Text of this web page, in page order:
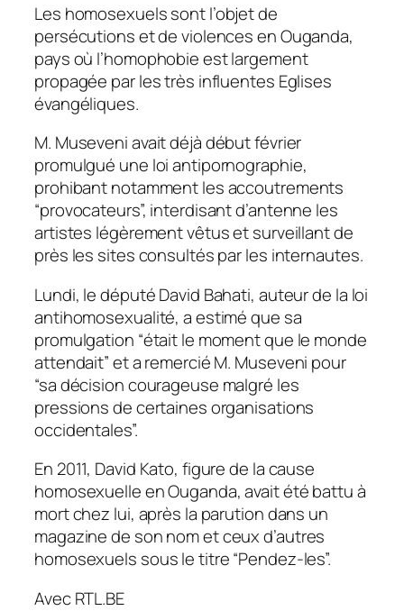
Les homosexuels sont l’objet de
persécutions et de violences en Ouganda,
pays où l’homophobie est largement
propagée par les très influentes Eglises
évangéliques.
M. Museveni avait déjà début février
promulgué une loi antipornographie,
prohibant notamment les accoutrements
“provocateurs”, interdisant d’antenne les
artistes légèrement vêtus et surveillant de
près les sites consultés par les internautes.
Lundi, le député David Bahati, auteur de la loi
antihomosexualité, a estimé que sa
promulgation “était le moment que le monde
attendait” et a remercié M. Museveni pour
“sa décision courageuse malgré les
pressions de certaines organisations
occidentales”.
En 2011, David Kato, figure de la cause
homosexuelle en Ouganda, avait été battu à
mort chez lui, après la parution dans un
magazine de son nom et ceux d’autres
homosexuels sous le titre “Pendez-les”.
Avec RTL.BE